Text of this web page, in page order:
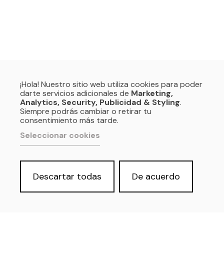
Política de privacidad y Aviso Legal
Cookies
Accesibilidad web
Derecho de acceso a información
pública
SOMOS:
¡Hola! Nuestro sitio web utiliza cookies para poder
darte servicios adicionales de Marketing,
Analytics, Security, Publicidad & Styling.
Siempre podrás cambiar o retirar tu
consentimiento más tarde.
Seleccionar cookies
Descartar todas De acuerdo